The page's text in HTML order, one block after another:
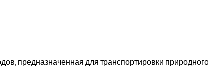
предназначенная для транспортировки природного